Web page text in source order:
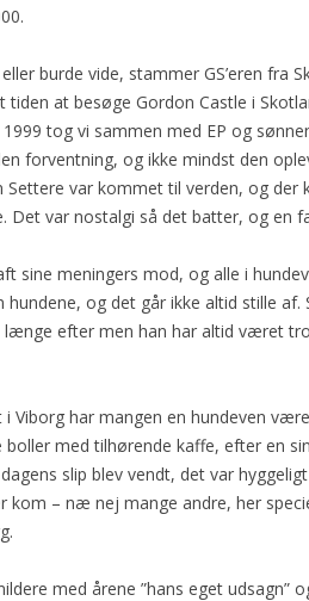
burde vide, stammer GS’eren fra
tiden at besøge Gordon Castle i
tog vi sammen med EP og
forventning, og ikke mindst den
var kommet til verden, og der
Det var nostalgi så det batter, og en
sine meningers mod, og alle i
hundene, og det går ikke altid stille
længe efter men han har altid været
Viborg har mangen en hundeven
med tilhørende kaffe, efter en
slip blev vendt, det var
kom – næ nej mange andre, her
med årene ”hans eget udsagn”